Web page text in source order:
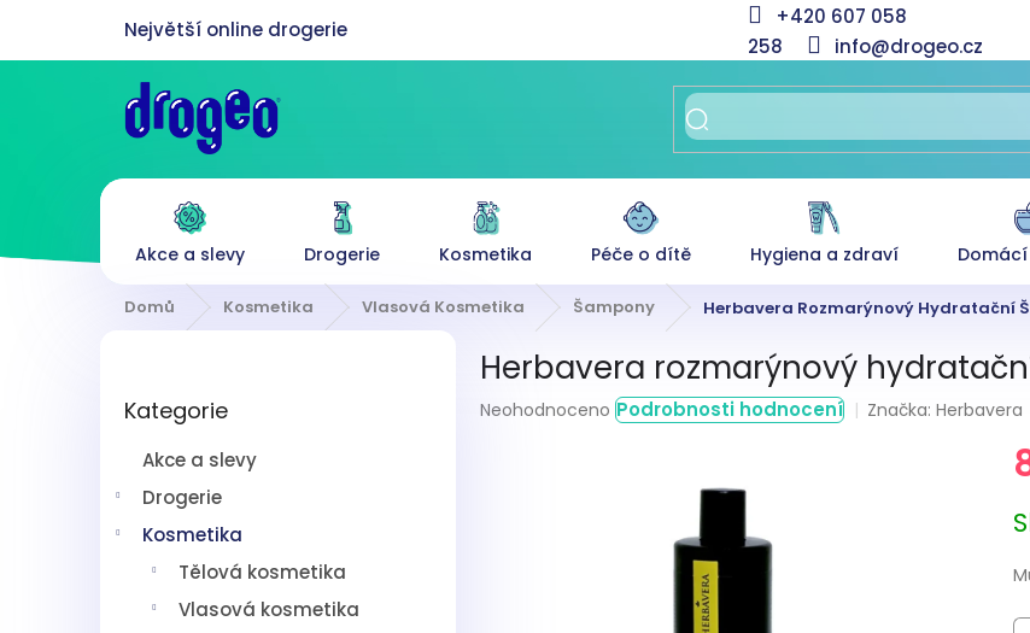
obsah
+420 607 058
258
info@drogeo.cz
Akce a slevy Drogerie Kosmetika Péče o dítě Hygiena a zdraví
Domů Kosmetika Vlasová Kosmetika Šampony Herbavera Rozmarýnový Hydratační
kategorie
Kategorie
Akce a slevy
Drogerie
Kosmetika
Tělová kosmetika
Vlasová kosmetika
Herbavera rozmarýnový
Průměrné
Neohodnoceno Podrobnosti hodnocení Značka:Herbavera